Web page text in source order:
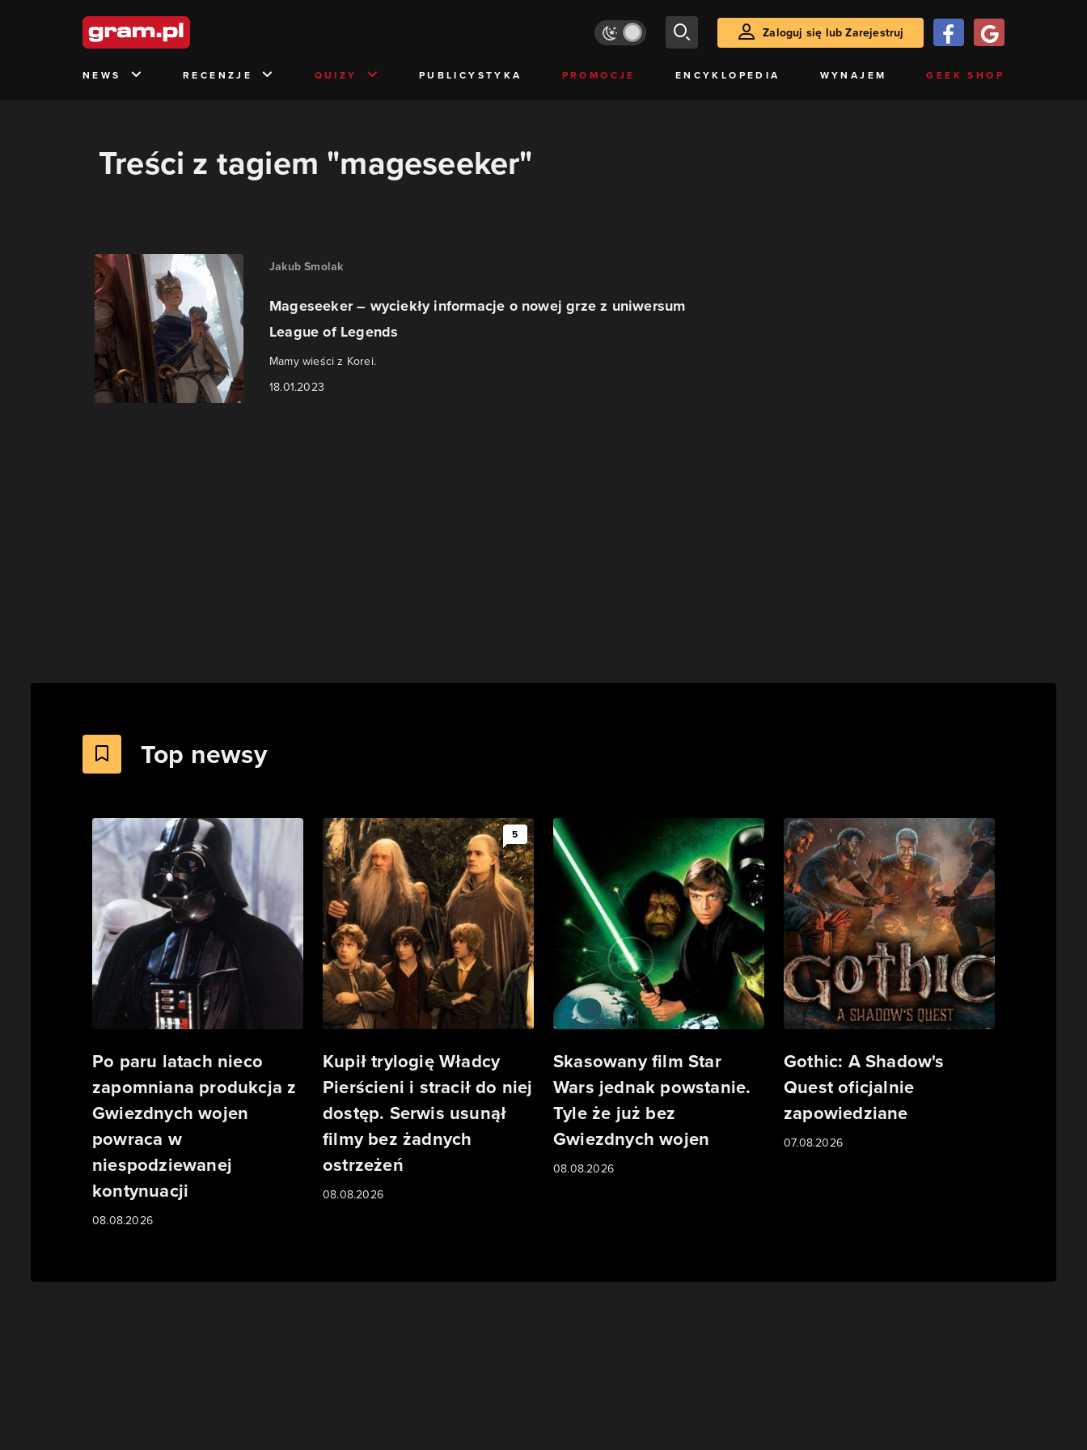
Zaloguj się lub Zarejestruj
NEWS RECENZJE QUIZY PUBLICYSTYKA PROMOCJE ENCYKLOPEDIA WYNAJEM GEEK SHOP
Treści z tagiem "mageseeker"
Jakub Smolak
Mageseeker – wyciekły informacje o nowej grze z uniwersum
League of Legends
Mamy wieści z Korei.
18.01.2023
Top newsy
Po paru latach nieco
zapomniana produkcja z
Gwiezdnych wojen
powraca w
niespodziewanej
kontynuacji
08.08.2026
5
Kupił trylogię Władcy
Pierścieni i stracił do niej
dostęp. Serwis usunął
filmy bez żadnych
ostrzeżeń
08.08.2026
Skasowany film Star
Wars jednak powstanie.
Tyle że już bez
Gwiezdnych wojen
08.08.2026
Gothic: A Shadow's
Quest oficjalnie
zapowiedziane
07.08.2026